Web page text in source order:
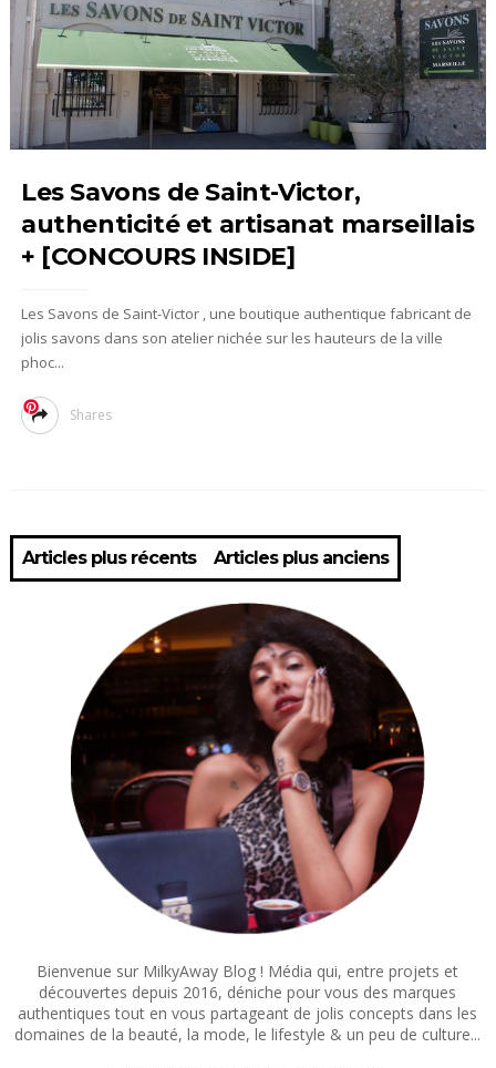
Les Savons de Saint-Victor,
authenticité et artisanat marseillais
+ [CONCOURS INSIDE]
Les Savons de Saint-Victor , une boutique authentique fabricant de
jolis savons dans son atelier nichée sur les hauteurs de la ville
phoc...
Shares
Articles plus récents Articles plus anciens
Bienvenue sur MilkyAway Blog ! Média qui, entre projets et
découvertes depuis 2016, déniche pour vous des marques
authentiques tout en vous partageant de jolis concepts dans les
domaines de la beauté, la mode, le lifestyle & un peu de culture...